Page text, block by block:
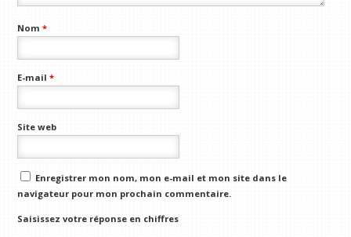
Nom*
E-mail*
Site web
Enregistrer mon nom, mon e-mail et mon site dans le
navigateur pour mon prochain commentaire.
Saisissez votre réponse en chiffres